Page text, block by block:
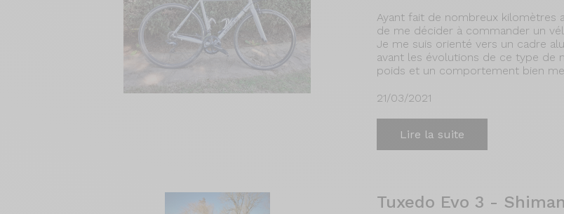
Ayant fait de nombreux kilomètres
de me décider à commander un
Je me suis orienté vers un cadre
avant les évolutions de ce type de
poids et un comportement bien
21/03/2021
Lire la suite
Tuxedo Evo 3 -